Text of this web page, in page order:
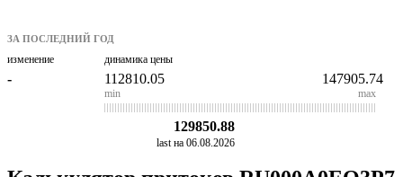
ЗА ПОСЛЕДНИЙ ГОД
изменение
-
динамика цены
112810.05
min
147905.74
max
129850.88
last на 06.08.2026